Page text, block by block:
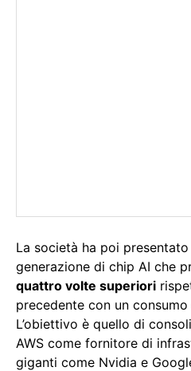
La società ha poi presentato
generazione di chip AI che
quattro volte superiori
precedente con un
L’obiettivo è quello di
AWS come fornitore di
giganti come Nvidia e